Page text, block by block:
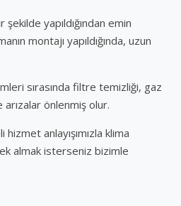
şekilde yapıldığından emin
montajı yapıldığında, uzun
sırasında filtre temizliği, gaz
önlenmiş olur.
anlayışımızla klima
almak isterseniz bizimle